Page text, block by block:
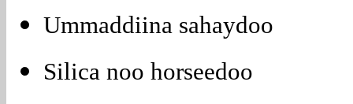
Ummaddiina sahaydoo
Silica noo horseedoo